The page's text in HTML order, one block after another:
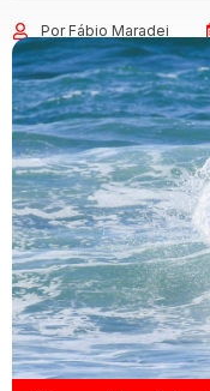
Por Fábio Maradei